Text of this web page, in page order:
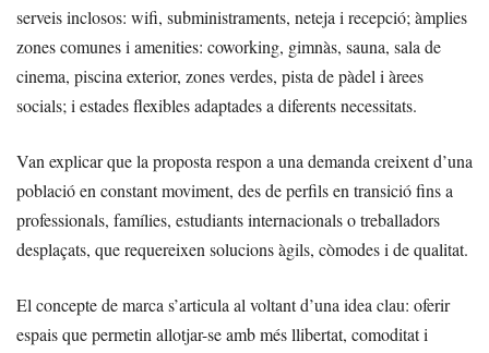
serveis inclosos: wifi, subministraments, neteja i recepció; àmplies
zones comunes i amenities: coworking, gimnàs, sauna, sala de
cinema, piscina exterior, zones verdes, pista de pàdel i àrees
socials; i estades flexibles adaptades a diferents necessitats.
Van explicar que la proposta respon a una demanda creixent d’una
població en constant moviment, des de perfils en transició fins a
professionals, famílies, estudiants internacionals o treballadors
desplaçats, que requereixen solucions àgils, còmodes i de qualitat.
El concepte de marca s’articula al voltant d’una idea clau: oferir
espais que permetin allotjar-se amb més llibertat, comoditat i